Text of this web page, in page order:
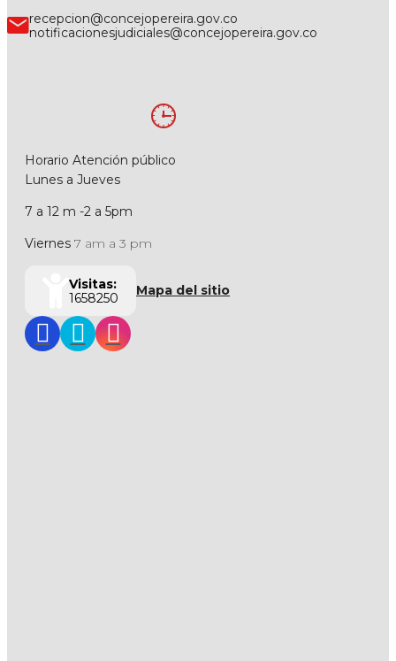
recepcion@concejopereira.gov.co
notificacionesjudiciales@concejopereira.gov.co
Horario Atención público
Lunes a Jueves
7 a 12 m -2 a 5pm
Viernes 7 am a 3 pm
Visitas:
1658250
Mapa del sitio